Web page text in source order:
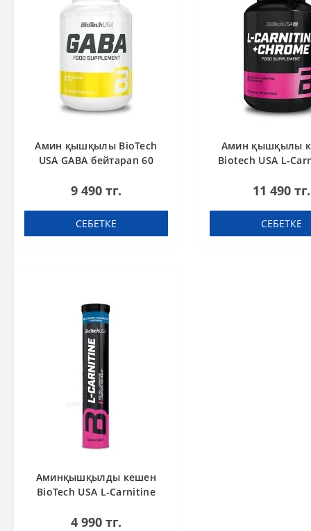
Амин қышқылы BioTech
USA GABA бейтарап 60
9 490 тг.
СЕБЕТКЕ
Амин қышқылы
Biotech USA L-
11 490 тг.
СЕБЕТКЕ
Аминқышқылды кешен
BioTech USA L-Carnitine
Blueberry-raspberry 20
4 990 тг.